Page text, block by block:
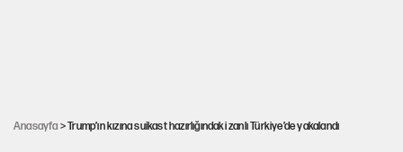
Anasayfa > Trump’ın kızına suikast hazırlığındaki zanlı Türkiye’de yakalandı